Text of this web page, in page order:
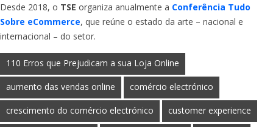
Desde 2018, o TSE organiza anualmente a Conferência Tudo
Sobre eCommerce, que reúne o estado da arte – nacional e
internacional – do setor.
110 Erros que Prejudicam a sua Loja Online
aumento das vendas online comércio electrónico
crescimento do comércio electrónico customer experience